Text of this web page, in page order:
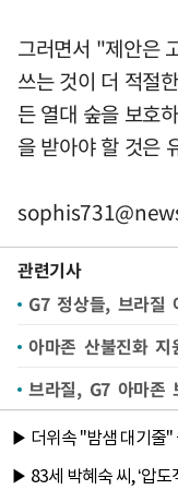
그러면서 "제안은
쓰는 것이 더 적절
든 열대 숲을 보호
을 받아야 할 것은
관련기사
G7 정상들, 브라질